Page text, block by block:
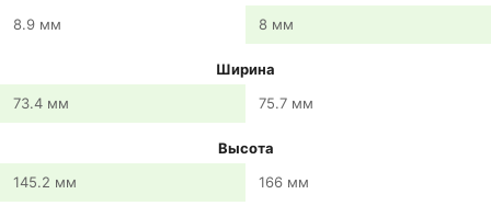
8.9 мм
8 мм
Ширина
73.4 мм
75.7 мм
Высота
145.2 мм
166 мм